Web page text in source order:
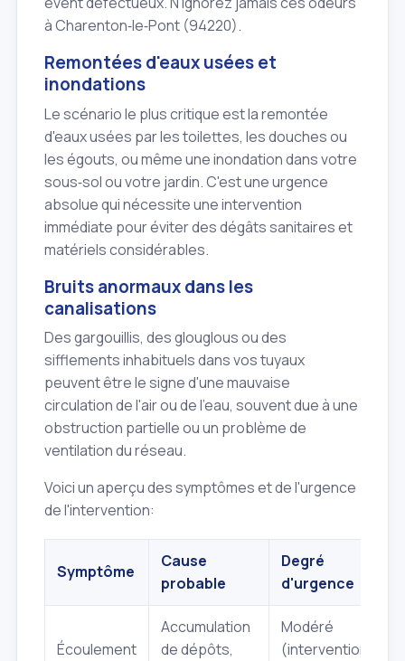
à Charenton‑le‑Pont (94220).
Remontées d'eaux usées et
inondations
Le scénario le plus critique est la remontée
d'eaux usées par les toilettes, les douches ou
les égouts, ou même une inondation dans votre
sous‑sol ou votre jardin. C'est une urgence
absolue qui nécessite une intervention
immédiate pour éviter des dégâts sanitaires et
matériels considérables.
Bruits anormaux dans les
canalisations
Des gargouillis, des glouglous ou des
sifflements inhabituels dans vos tuyaux
peuvent être le signe d'une mauvaise
circulation de l'air ou de l'eau, souvent due à une
obstruction partielle ou un problème de
ventilation du réseau.
Voici un aperçu des symptômes et de l'urgence
de l'intervention:
Symptôme
Cause
probable
Degré
d'urgence
Écoulement
Accumulation
de dépôts,
Modéré
(intervention